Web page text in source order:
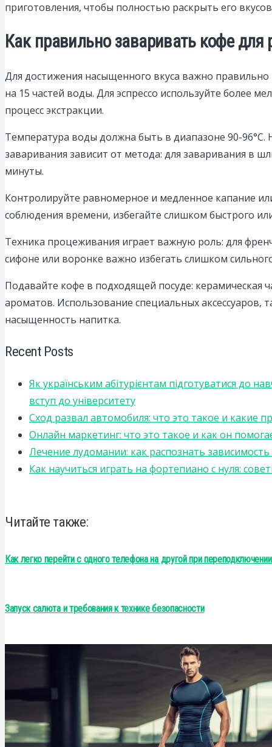
приготовления, чтобы полностью раскрыть его
Как правильно заваривать кофе
Для достижения насыщенного вкуса важно
на 15 частей воды. Для эспрессо используйте более
процесс экстракции.
Температура воды должна быть в диапазоне 90-
заваривания зависит от метода: для заваривания в
минуты.
Контролируйте равномерное и медленное капание
соблюдения времени, избегайте слишком быстрого
Техника процеживания играет важную роль: для
сифоне или воронке важно избегать слишком
Подавайте кофе в подходящей посуде:
ароматов. Использование специальных
насыщенность напитка.
Recent Posts
Як українським абітурієнтам підготуватися до
вступ до університету
Сход развал автомобиля: что это такое и какие
Онлайн маркетинг: что это такое и как он
Лечение лудомании: как распознать
Как научиться играть на фортепиано с нуля:
Читайте также:
Как легко перейти с одного телефона на другой при
Запуск салюта и требования к технике безопасности